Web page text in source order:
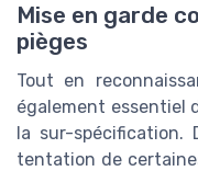
Mise en garde
pièges
Tout en
également essentiel
la sur-spécification.
tentation de